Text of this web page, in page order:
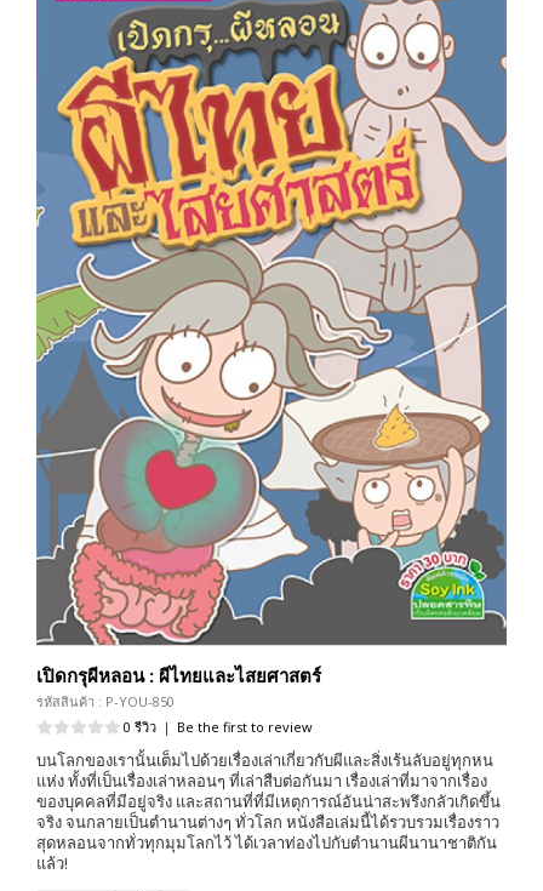
เปิดกรุผีหลอน : ผีไทยและไสยศาสตร์
รหัสสินค้า : P-YOU-850
0 รีวิว | Be the first to review
บนโลกของเรานั้นเต็มไปด้วยเรื่องเล่าเกี่ยวกับผีและสิ่งเร้นลับอยู่ทุกหน
แห่ง ทั้งที่เป็นเรื่องเล่าหลอนๆ ที่เล่าสืบต่อกันมา เรื่องเล่าที่มาจากเรื่อง
ของบุคคลที่มีอยู่จริง และสถานที่ที่มีเหตุการณ์อันน่าสะพรึงกลัวเกิดขึ้น
จริง จนกลายเป็นตำนานต่างๆ ทั่วโลก หนังสือเล่มนี้ได้รวบรวมเรื่องราว
สุดหลอนจากทั่วทุกมุมโลกไว้ ได้เวลาท่องไปกับตำนานผีนานาชาติกัน
แล้ว!